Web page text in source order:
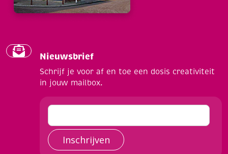
Nieuwsbrief
Schrijf je voor af en toe een dosis creativiteit
in jouw mailbox.
Inschrijven